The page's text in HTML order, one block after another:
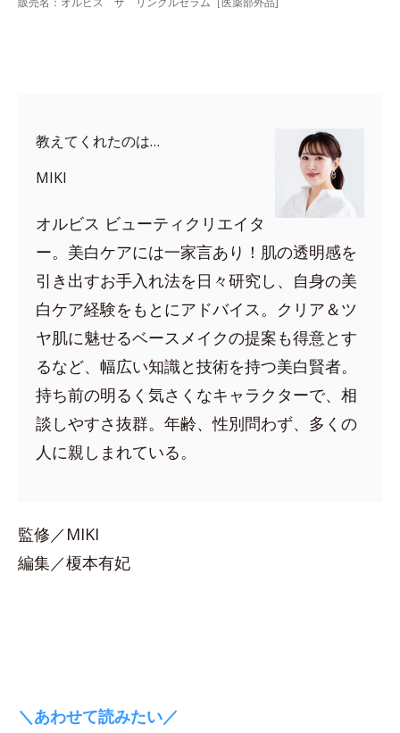
教えてくれたのは…
MIKI
オルビス ビューティクリエイタ
ー。美白ケアには一家言あり！肌の透明感を
引き出すお手入れ法を日々研究し、自身の美
白ケア経験をもとにアドバイス。クリア＆ツ
ヤ肌に魅せるベースメイクの提案も得意とす
るなど、幅広い知識と技術を持つ美白賢者。
持ち前の明るく気さくなキャラクターで、相
談しやすさ抜群。年齢、性別問わず、多くの
人に親しまれている。
監修／MIKI
編集／榎本有妃
＼あわせて読みたい／